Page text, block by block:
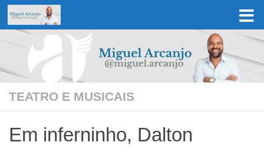
Skip to content
TEATRO E MUSICAIS
Em inferninho, Dalton